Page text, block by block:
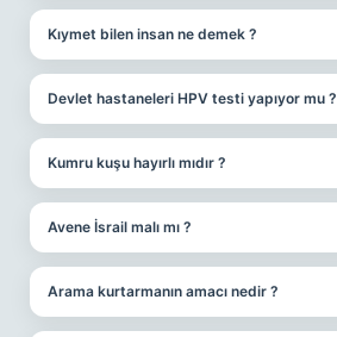
Kıymet bilen insan ne demek ?
Devlet hastaneleri HPV testi yapıyor mu ?
Kumru kuşu hayırlı mıdır ?
Avene İsrail malı mı ?
Arama kurtarmanın amacı nedir ?